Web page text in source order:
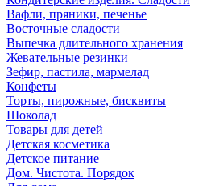
Вафли, пряники, печенье
Восточные сладости
Выпечка длительного хранения
Жевательные резинки
Зефир, пастила, мармелад
Конфеты
Торты, пирожные, бисквиты
Шоколад
Товары для детей
Детская косметика
Детское питание
Дом. Чистота. Порядок